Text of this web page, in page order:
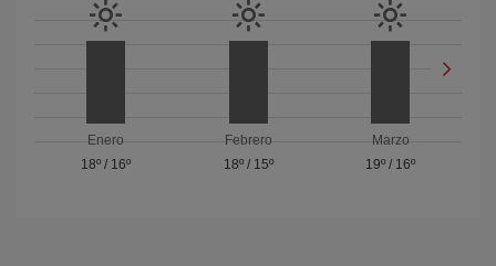
Enero
18º/ 16º
Febrero
18º/ 15º
Marzo
19º / 16º